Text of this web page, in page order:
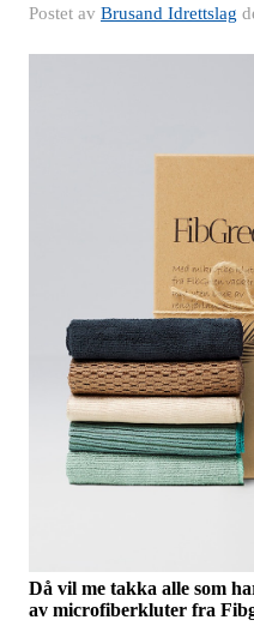
Postet av Brusand Idrettslag
Då vil me takka alle som
av microfiberkluter fra